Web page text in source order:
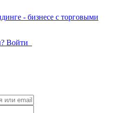
Войти